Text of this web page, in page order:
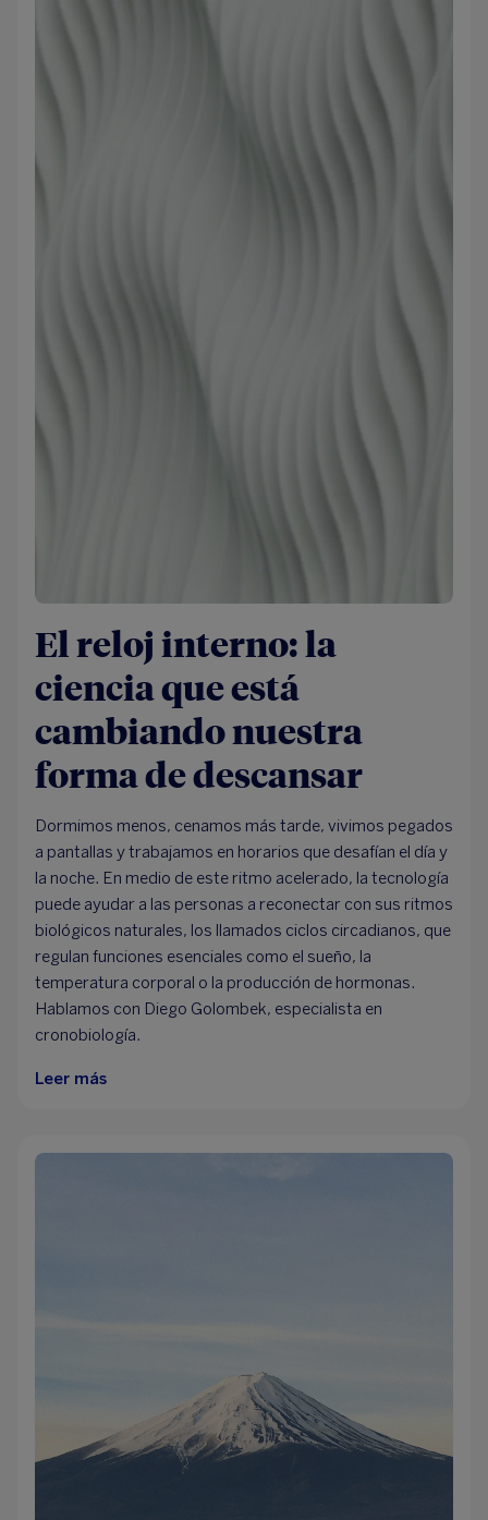
El reloj interno: la
ciencia que está
cambiando nuestra
forma de descansar
Dormimos menos, cenamos más tarde, vivimos pegados
a pantallas y trabajamos en horarios que desafían el día y
la noche. En medio de este ritmo acelerado, la tecnología
puede ayudar a las personas a reconectar con sus ritmos
biológicos naturales, los llamados ciclos circadianos, que
regulan funciones esenciales como el sueño, la
temperatura corporal o la producción de hormonas.
Hablamos con Diego Golombek, especialista en
cronobiología.
Leer más